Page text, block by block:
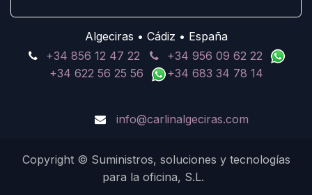
Algeciras • Cádiz • España
+34 856 12 47 22
+34 956 09 62 22
+34 622 56 25 56
+34 683 34 78 14
info@carlinalgeciras.com
Copyright © Suministros, soluciones y tecnologías
para la oficina, S.L.